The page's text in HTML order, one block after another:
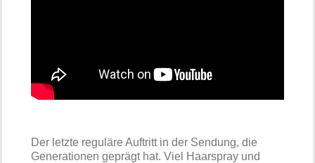
Der letzte reguläre Auftritt in der Sendung, die
Generationen geprägt hat. Viel Haarspray und